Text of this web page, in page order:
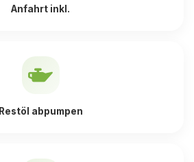
Anfahrt inkl.
Restöl abpumpen